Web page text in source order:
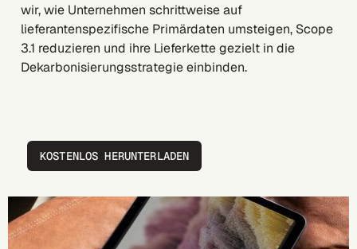
wir, wie Unternehmen schrittweise auf
lieferantenspezifische Primärdaten umsteigen, Scope
3.1 reduzieren und ihre Lieferkette gezielt in die
Dekarbonisierungsstrategie einbinden.
KOSTENLOS HERUNTERLADEN